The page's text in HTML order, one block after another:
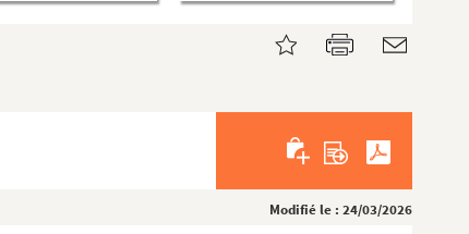
Modifié le : 24/03/2026